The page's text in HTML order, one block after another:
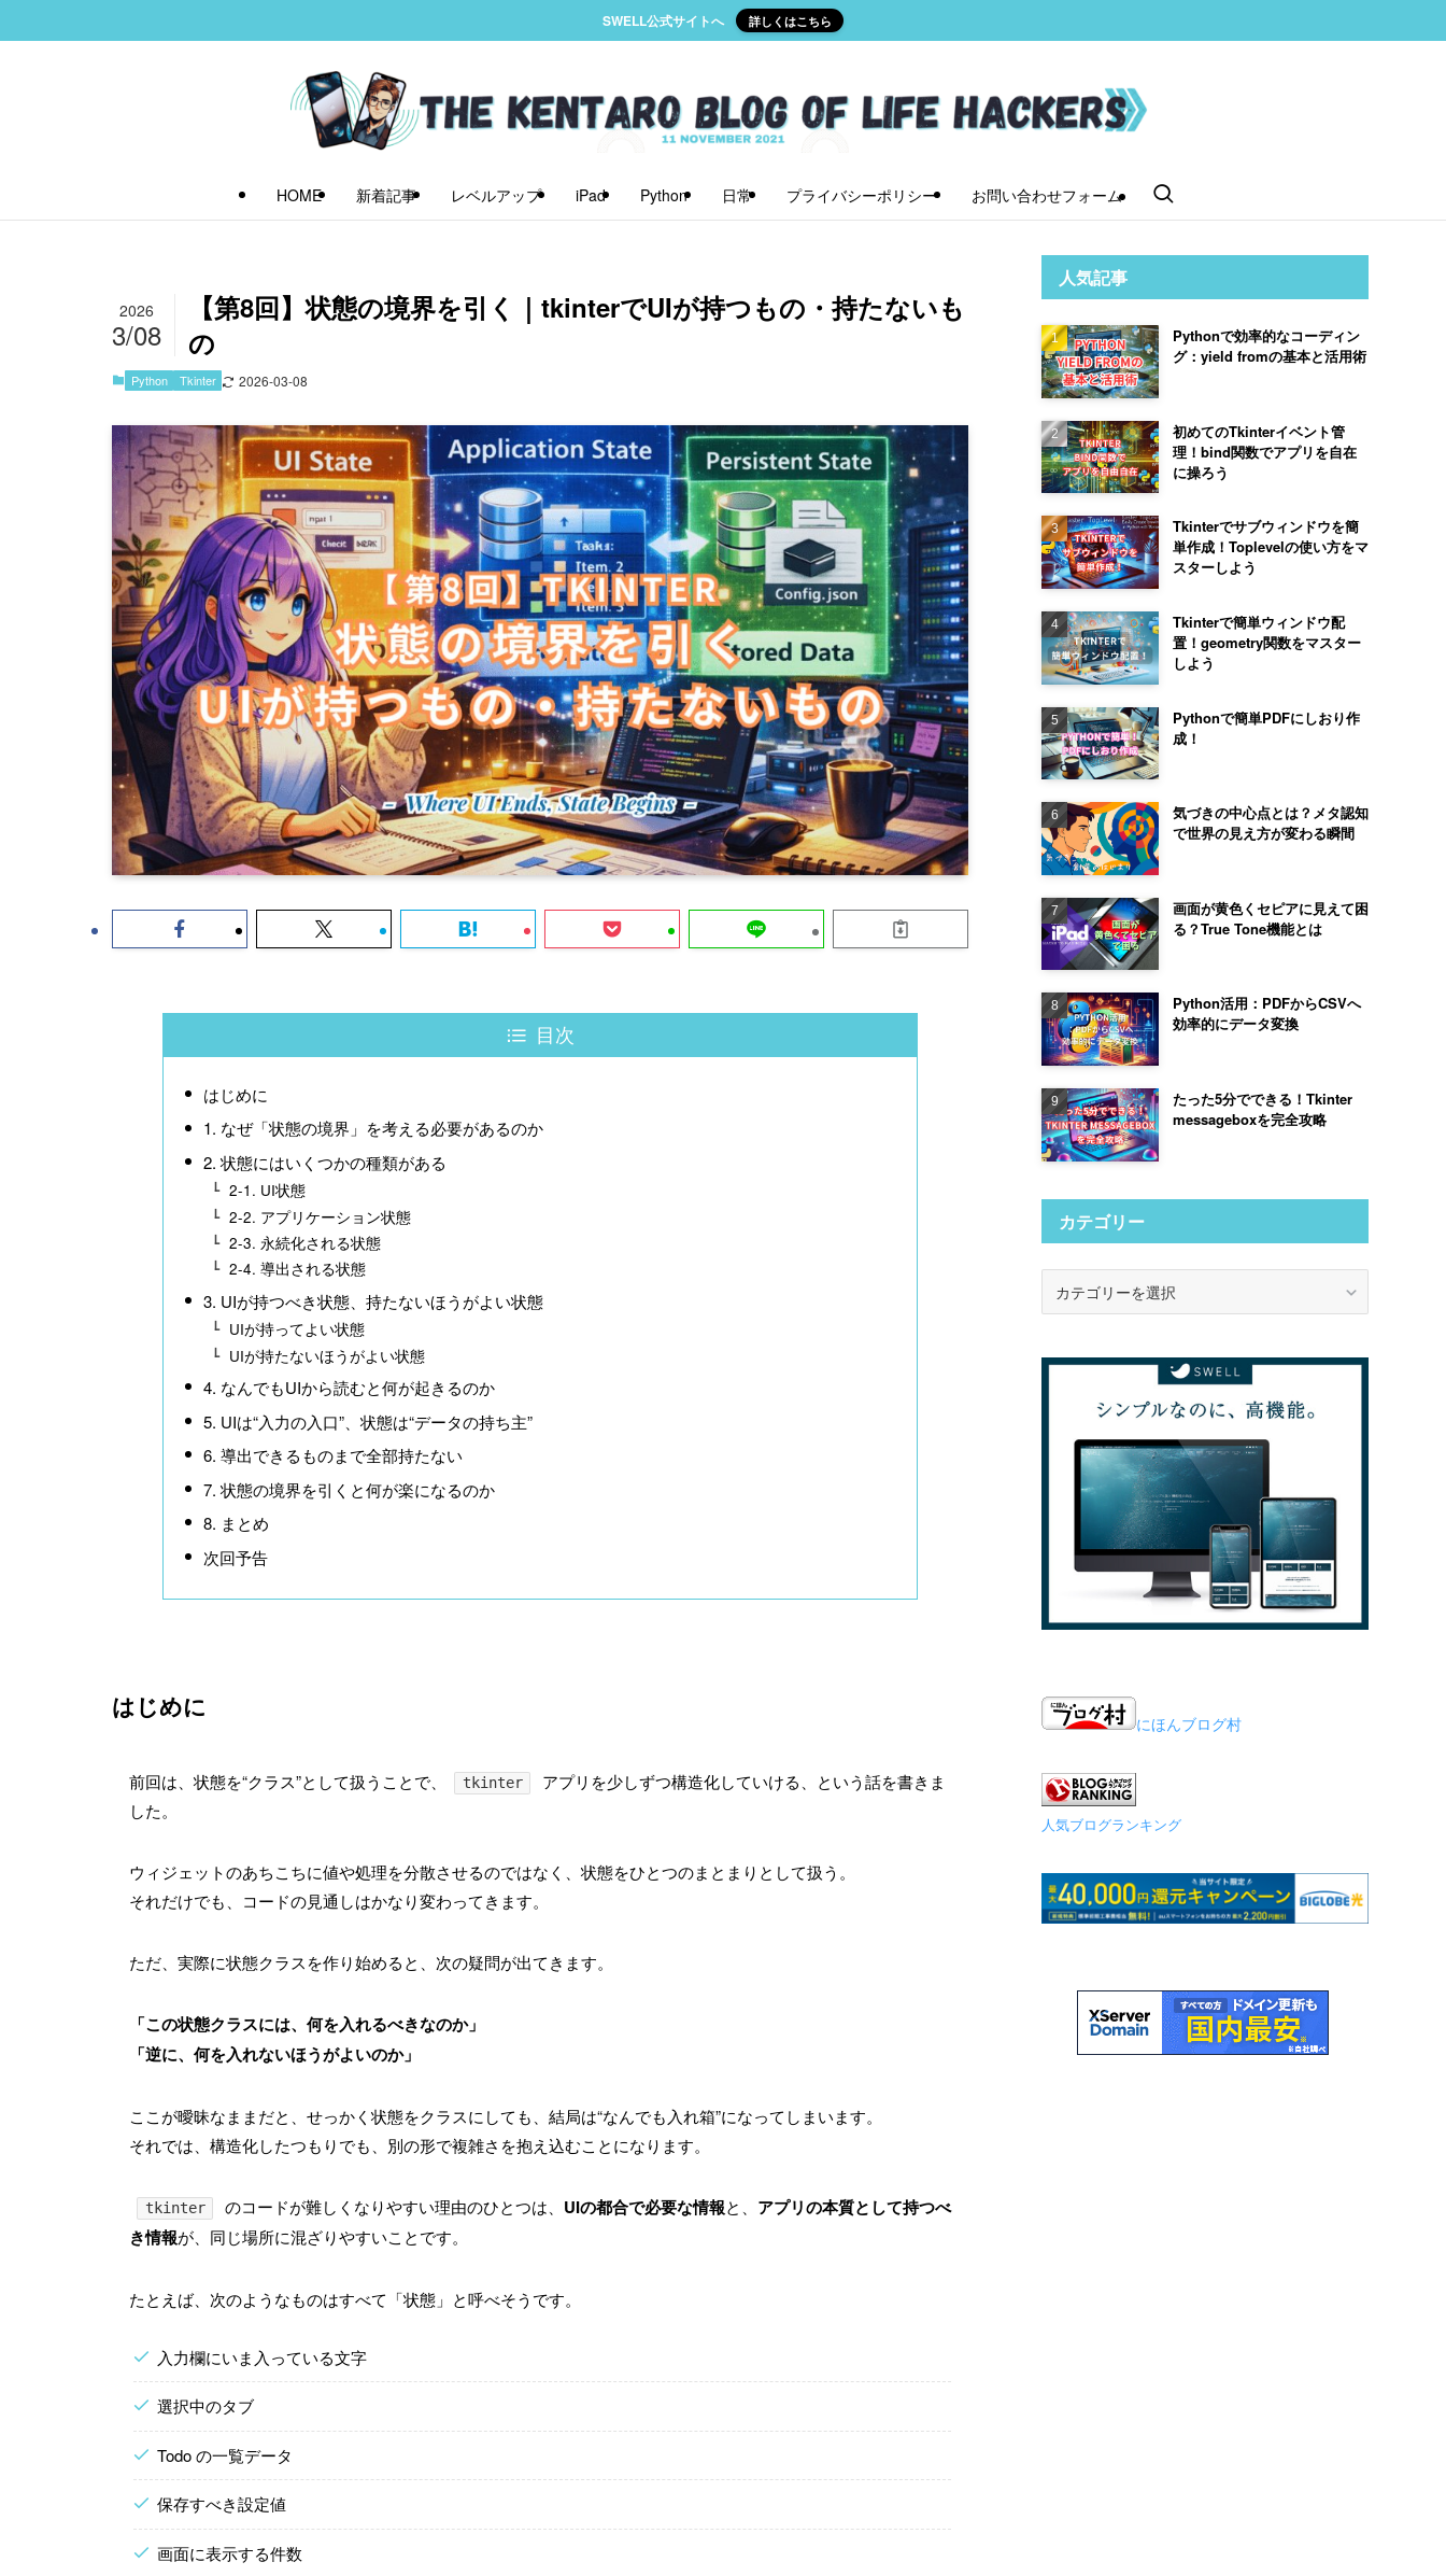
SWELL公式サイトへ 詳しくはこちら
HOME 新着記事 レベルアップ iPad Python 日常 プライバシーポリシー お問い合わせフォーム
【第8回】状態の境界を引く｜tkinterでUIが持つもの・持たないも
の
2026
3/08
Python Tkinter 2026-03-08
目次
はじめに
1. なぜ「状態の境界」を考える必要があるのか
2. 状態にはいくつかの種類がある
2-1. UI状態
2-2. アプリケーション状態
2-3. 永続化される状態
2-4. 導出される状態
3. UIが持つべき状態、持たないほうがよい状態
UIが持ってよい状態
UIが持たないほうがよい状態
4. なんでもUIから読むと何が起きるのか
5. UIは“入力の入口”、状態は“データの持ち主”
6. 導出できるものまで全部持たない
7. 状態の境界を引くと何が楽になるのか
8. まとめ
次回予告
はじめに
前回は、状態を“クラス”として扱うことで、 tkinter
アプリを少しずつ構造化していける、という話を書きま
した。
ウィジェットのあちこちに値や処理を分散させるのではなく、状態をひとつのまとまりとして扱う。
それだけでも、コードの見通しはかなり変わってきます。
ただ、実際に状態クラスを作り始めると、次の疑問が出てきます。
「この状態クラスには、何を入れるべきなのか」
「逆に、何を入れないほうがよいのか」
ここが曖昧なままだと、せっかく状態をクラスにしても、結局は“なんでも入れ箱”になってしまいます。
それでは、構造化したつもりでも、別の形で複雑さを抱え込むことになります。
tkinter のコードが難しくなりやすい理由のひとつは、 UIの都合で必要な情報と、 アプリの本質として持つべ
き情報が、同じ場所に混ざりやすいことです。
たとえば、次のようなものはすべて「状態」と呼べそうです。
入力欄にいま入っている文字
選択中のタブ
Todo の一覧データ
保存すべき設定値
画面に表示する件数
人気記事
Pythonで効率的なコーディン
グ：yield fromの基本と活用術
初めてのTkinterイベント管
理！bind関数でアプリを自在
に操ろう
Tkinterでサブウィンドウを簡
単作成！Toplevelの使い方をマ
スターしよう
Tkinterで簡単ウィンドウ配
置！geometry関数をマスター
しよう
Pythonで簡単PDFにしおり作
成！
気づきの中心点とは？メタ認知
で世界の見え方が変わる瞬間
画面が黄色くセピアに見えて困
る？True Tone機能とは
Python活用：PDFからCSVへ
効率的にデータ変換
たった5分でできる！Tkinter
messageboxを完全攻略
カテゴリー
にほんブログ村
人気ブログランキング